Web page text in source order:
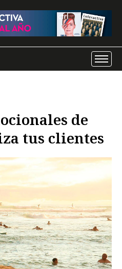
de
tus clientes